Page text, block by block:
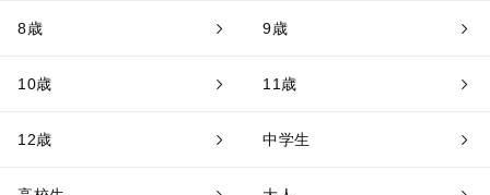
8歳 9歳
10歳 11歳
12歳 中学生